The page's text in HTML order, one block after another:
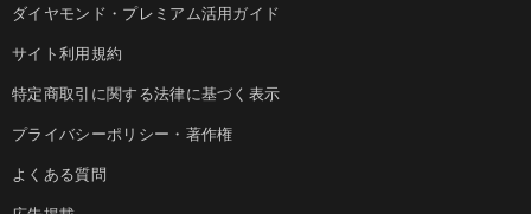
ダイヤモンド・プレミアム活用ガイド
サイト利用規約
特定商取引に関する法律に基づく表示
プライバシーポリシー・著作権
よくある質問